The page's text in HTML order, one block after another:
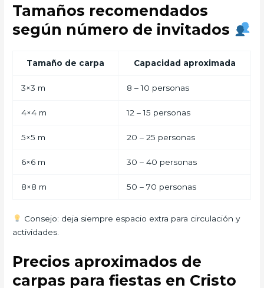
Tamaños recomendados
según número de invitados
Tamaño de carpa Capacidad aproximada
3×3 m 8 – 10 personas
4×4 m 12 – 15 personas
5×5 m 20 – 25 personas
6×6 m 30 – 40 personas
8×8 m 50 – 70 personas
Consejo: deja siempre espacio extra para circulación y
actividades.
Precios aproximados de
carpas para fiestas en Cristo